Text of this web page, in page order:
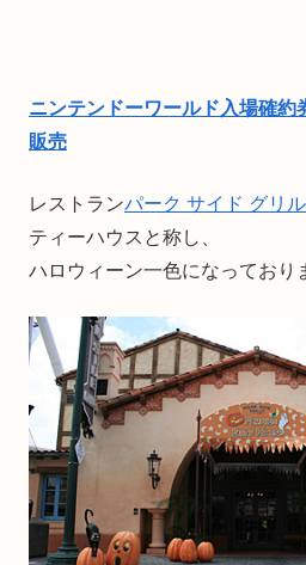
ニンテンドーワールド入場確
販売
レストランパーク サイド グリ
ティーハウスと称し、
ハロウィーン一色になっており